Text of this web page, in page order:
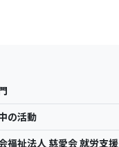
の活動
福祉法人 慈愛会 就労支援